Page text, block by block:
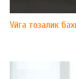
Уйга тозалик